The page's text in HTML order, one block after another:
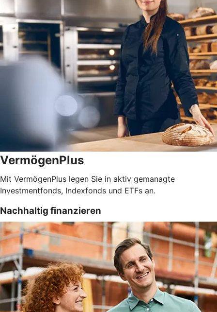
VermögenPlus
Mit VermögenPlus legen Sie in aktiv gemanagte
Investmentfonds, Indexfonds und ETFs an.
Nachhaltig finanzieren